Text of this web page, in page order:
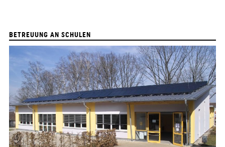
BETREUUNG AN SCHULEN